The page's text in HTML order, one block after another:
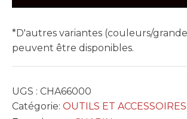
SPRAY
*D'autres variantes (couleurs/
peuvent être disponibles.
UGS : CHA66000
Catégorie: OUTILS ET ACCESSOIRES